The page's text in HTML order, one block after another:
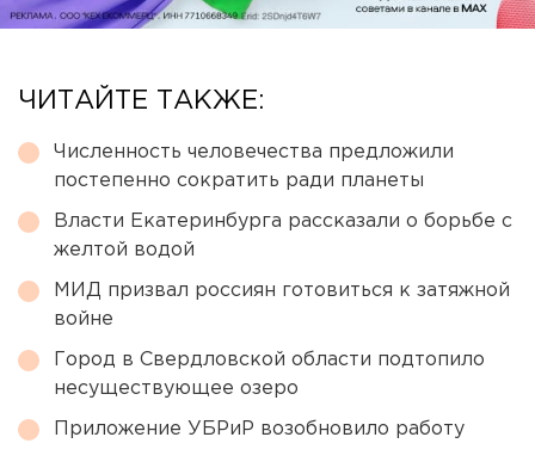
ЧИТАЙТЕ ТАКЖЕ:
Численность человечества предложили
постепенно сократить ради планеты
Власти Екатеринбурга рассказали о борьбе с
желтой водой
МИД призвал россиян готовиться к затяжной
войне
Город в Свердловской области подтопило
несуществующее озеро
Приложение УБРиР возобновило работу